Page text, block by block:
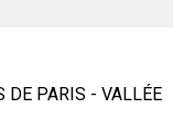
DE PARIS - VALLÉE